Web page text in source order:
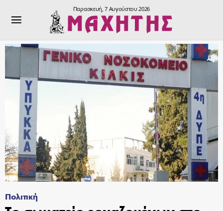
Παρασκευή, 7 Αυγούστου 2026
Πολιτική